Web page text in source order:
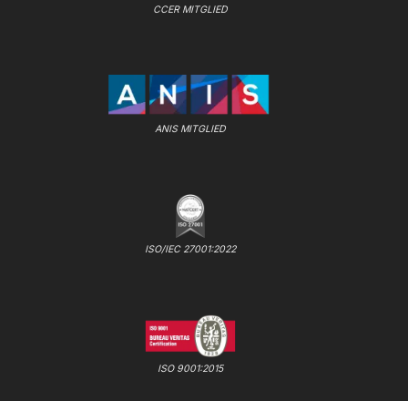
CCER MITGLIED
ANIS MITGLIED
ISO/IEC 27001:2022
ISO 9001:2015